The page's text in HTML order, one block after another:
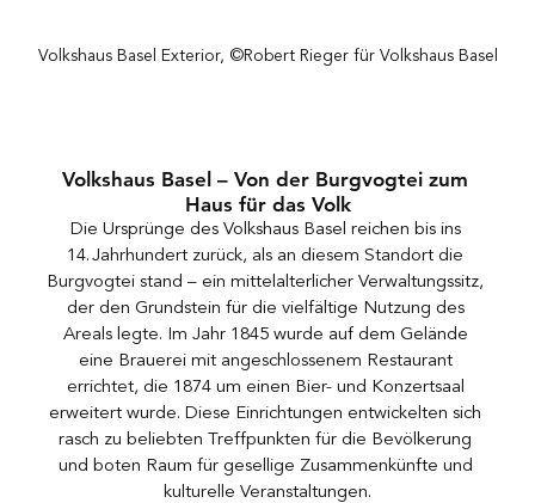
Volkshaus Basel Exterior, ©Robert Rieger für Volkshaus Basel
Volkshaus Basel – Von der Burgvogtei zum
Haus für das Volk
Die Ursprünge des Volkshaus Basel reichen bis ins
14. Jahrhundert zurück, als an diesem Standort die
Burgvogtei stand – ein mittelalterlicher Verwaltungssitz,
der den Grundstein für die vielfältige Nutzung des
Areals legte. Im Jahr 1845 wurde auf dem Gelände
eine Brauerei mit angeschlossenem Restaurant
errichtet, die 1874 um einen Bier- und Konzertsaal
erweitert wurde. Diese Einrichtungen entwickelten sich
rasch zu beliebten Treffpunkten für die Bevölkerung
und boten Raum für gesellige Zusammenkünfte und
kulturelle Veranstaltungen.